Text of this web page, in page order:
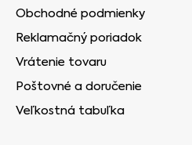
Obchodné podmienky
Reklamačný poriadok
Vrátenie tovaru
Poštovné a doručenie
Veľkostná tabuľka